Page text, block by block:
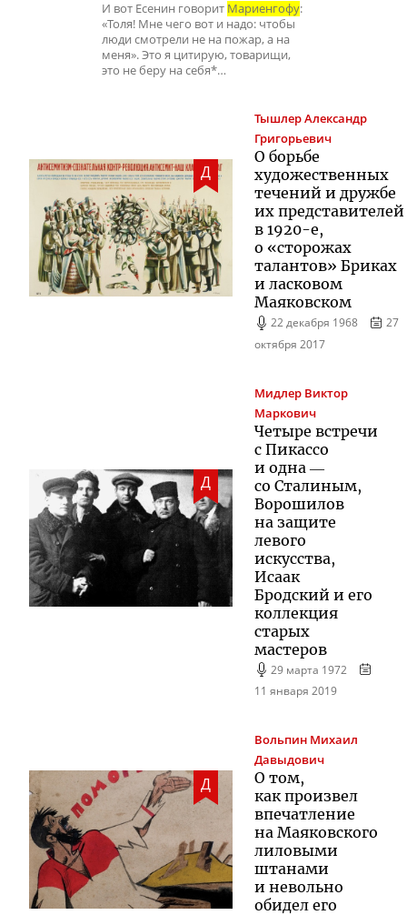
И вот Есенин говорит Мариенгофу:
«Толя! Мне чего вот и надо: чтобы
люди смотрели не на пожар, а на
меня». Это я цитирую, товарищи,
это не беру на себя*…
Д
ТышлерАлександр
Григорьевич
О борьбе
художественных
течений и дружбе
их представителей
в 1920-е,
о «сторожах
талантов» Бриках
и ласковом
Маяковском
22 декабря 1968
27
октября 2017
Д
Мидлер Виктор
Маркович
Четыре встречи
с Пикассо
и одна ―
со Сталиным,
Ворошилов
на защите
левого
искусства,
Исаак
Бродский и его
коллекция
старых
мастеров
29 марта 1972
11 января 2019
Д
Вольпин Михаил
Давыдович
О том,
как произвел
впечатление
на Маяковского
лиловыми
штанами
и невольно
обидел его